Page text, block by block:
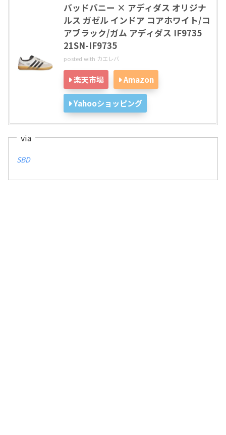
バッドバニー × アディダス オリジナ
ルス ガゼル インドア コアホワイト/コ
アブラック/ガム アディダス IF9735
21SN-IF9735
posted with カエレバ
楽天市場 Amazon
Yahooショッピング
SBD